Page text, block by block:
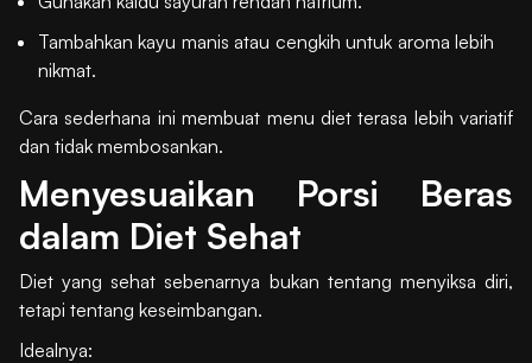
Tambahkan kayu manis atau cengkih untuk aroma lebih
nikmat.
Cara sederhana ini membuat menu diet terasa lebih variatif
dan tidak membosankan.
Menyesuaikan Porsi Beras
dalam Diet Sehat
Diet yang sehat sebenarnya bukan tentang menyiksa diri,
tetapi tentang keseimbangan.
Idealnya: